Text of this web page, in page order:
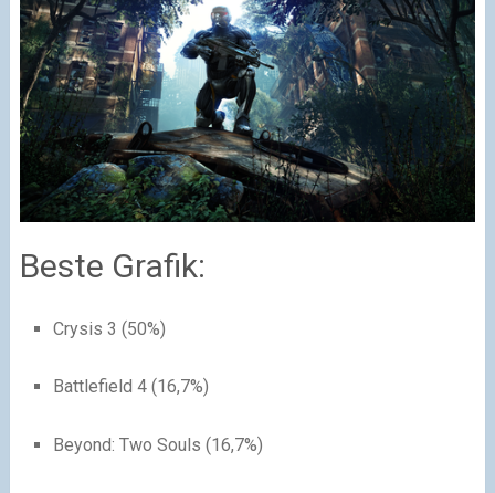
Beste Grafik:
Crysis 3 (50%)
Battlefield 4 (16,7%)
Beyond: Two Souls (16,7%)